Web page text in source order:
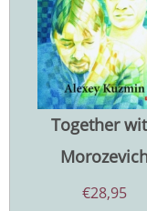
Together
€28,95